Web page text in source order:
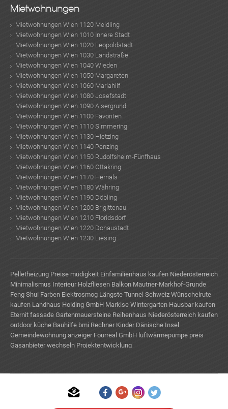
Mietwohnungen
Mietwohnungen Wien 1120 Meidling
Mietwohnungen Wien 1010 Innere Stadt
Mietwohnungen Wien 1020 Leopoldstadt
Mietwohnungen Wien 1030 Landstraße
Mietwohnungen Wien 1040 Wieden
Mietwohnungen Wien 1050 Margareten
Mietwohnungen Wien 1060 Mariahilf
Mietwohnungen Wien 1080 Josefstadt
Mietwohnungen Wien 1090 Alsergrund
Mietwohnungen Wien 1100 Favoriten
Mietwohnungen Wien 1110 Simmering
Mietwohnungen Wien 1130 Hietzing
Mietwohnungen Wien 1140 Penzing
Mietwohnungen Wien 1150 Rudolfsheim-Fünfhaus
Mietwohnungen Wien 1160 Ottakring
Mietwohnungen Wien 1170 Hernals
Mietwohnungen Wien 1180 Währing
Mietwohnungen Wien 1190 Döbling
Mietwohnungen Wien 1200 Brigittenau
Mietwohnungen Wien 1210 Floridsdorf
Mietwohnungen Wien 1220 Donaustadt
Mietwohnungen Wien 1230 Liesing
Pelletheizung Preise müdigkeit Einfamilienhaus kaufen Niederösterreich
Minimalismus Interieur Holzfliesen Balkon Mautner-Markhof-Grunde
Feng Shui Farben Elektrosmog Längste Tunnel Schweiz Wünschelrute
kaufen Landhaus Holding GmbH Markise Wintergarten Hausbar kaufen
Eternit fassade Gartenmauersteine Reihenhaus Niederösterreich kaufen
outdoor küche Bauhilfe bmi Rechner Kinder Dänische Insel
Gemeindewohnung anzeiger Fourreal GmbH luftwärmepumpe preis
Gasanbieter wechseln Projektentwicklung